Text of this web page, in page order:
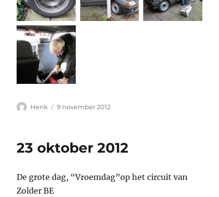
Auteur
Henk
Geplaatst
9 november 2012
23 oktober 2012
De grote dag, “Vroemdag”op het circuit van
Zolder BE